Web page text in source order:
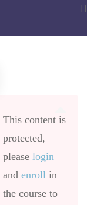
This content is
protected,
please login
and enroll in
the course to